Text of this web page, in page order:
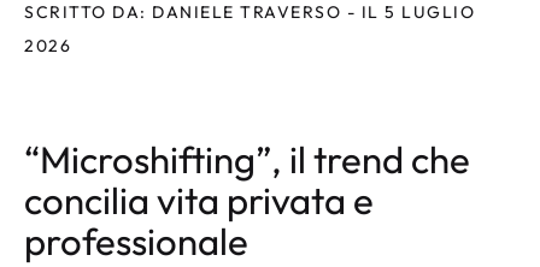
SCRITTO DA: DANIELE TRAVERSO - IL 5 LUGLIO
2026
“Microshifting”, il trend che
concilia vita privata e
professionale